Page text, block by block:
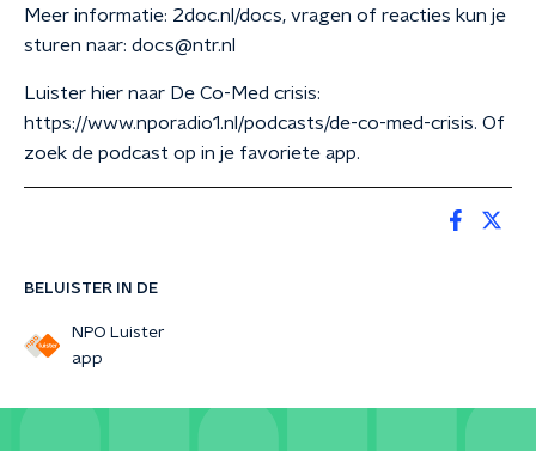
BELUISTER IN DE
NPO Luister
app
Meer informatie: 2doc.nl/docs, vragen of reacties kun je
sturen naar: docs@ntr.nl
Luister hier naar De Co-Med crisis:
https://www.nporadio1.nl/podcasts/de-co-med-crisis. Of
zoek de podcast op in je favoriete app.